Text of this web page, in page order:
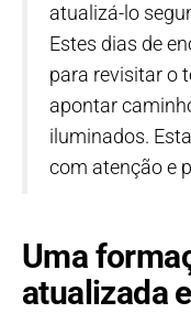
atualizá-lo
Estes dias de
para revisitar o
apontar
iluminados.
com atenção e
Uma
atualizada